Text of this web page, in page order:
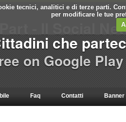
tecnici, analitici e di terze parti.
per modificare le tue
Faq Contatti Banner
ePart - Il Social
che
on Google Play